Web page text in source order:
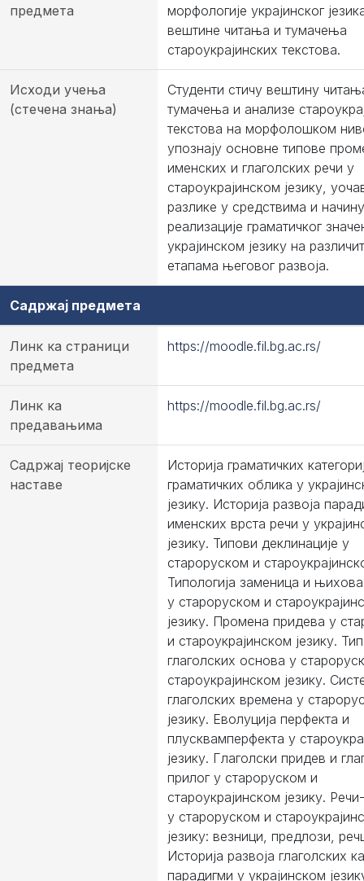
предмета
морфологије украјинског
вештине читања и тумачења
староукрајинских текстова.
Исходи учења
(стечена знања)
Студенти стичу вештину
тумачења и анализе
текстова на морфолошком
упознају основне типове
именских и глаголских речи у
староукрајинском језику,
разлике у средствима и начину
реализације граматичког
украјинском језику на
етапама његовог развоја.
Садржај предмета
Линк ка страници
предмета
https://moodle.fil.bg.ac.rs/
Линк ка
предавањима
https://moodle.fil.bg.ac.rs/
Садржај теоријске
наставе
Историја граматичких
граматичких облика у
језику. Историја развоја
именских врста речи у
језику. Типови деклинације у
староруском и
Типологија заменица и
у староруском и
језику. Промена придева у
и староукрајинском језику.
глаголских основа у
староукрајинском језику.
глаголских времена у
језику. Еволуција перфекта и
плусквамперфекта у
језику. Глаголски придев и
прилог у староруском и
староукрајинском језику.
у староруском и
језику: везници, предлози,
Историја развоја глаголских
парадигми у украјинском